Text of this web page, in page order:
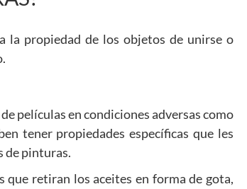
la propiedad de los objetos de unirse o
películas en condiciones adversas como
tener propiedades específicas que les
de pinturas.
que retiran los aceites en forma de gota,